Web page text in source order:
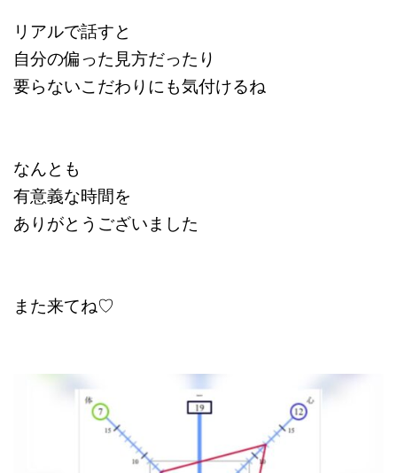
リアルで話すと
自分の偏った見方だったり
要らないこだわりにも気付けるね
なんとも
有意義な時間を
ありがとうございました
また来てね♡